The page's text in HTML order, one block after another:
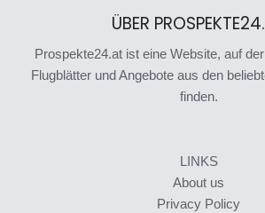
ÜBER
Prospekte24.at ist eine Website, auf
Flugblätter und Angebote aus den
finden.
LINKS
About us
Privacy Policy